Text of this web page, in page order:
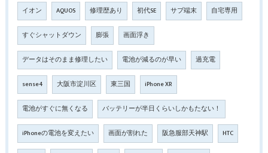
イオン AQUOS 修理歴あり 初代SE サブ端末 自宅専用
すぐシャットダウン 膨張 画面浮き
データはそのまま修理したい 電池が減るのが早い 過充電
sense4 大阪市淀川区 東三国 iPhone XR
電池がすぐに無くなる バッテリーが半日くらいしかもたない！
iPhoneの電池を変えたい 画面が割れた 阪急服部天神駅 HTC